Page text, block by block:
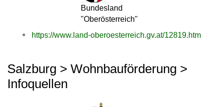
Bundesland
"Oberösterreich"
https://www.land-oberoesterreich.gv.at/12819.htm
Salzburg > Wohnbauförderung >
Infoquellen